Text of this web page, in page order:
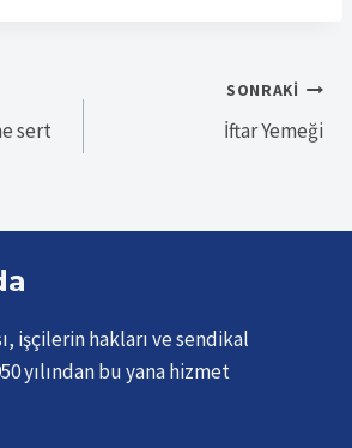
sert
SONRAKI
İftar Yemeği
işçilerin hakları ve sendikal
yılından bu yana hizmet